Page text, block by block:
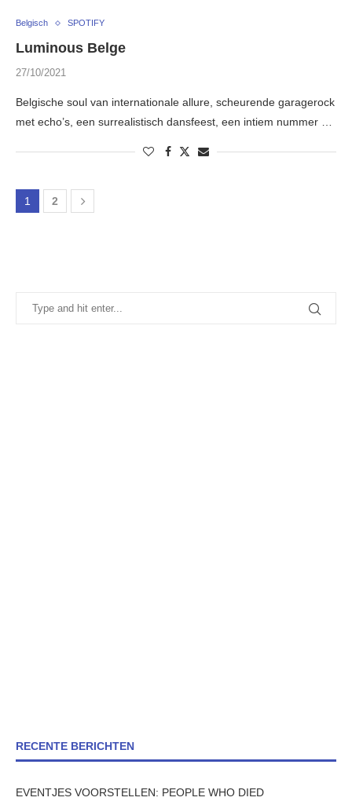
Belgisch SPOTIFY
Luminous Belge
27/10/2021
Belgische soul van internationale allure, scheurende garagerock
met echo’s, een surrealistisch dansfeest, een intiem nummer …
1 2
RECENTE BERICHTEN
EVENTJES VOORSTELLEN: PEOPLE WHO DIED